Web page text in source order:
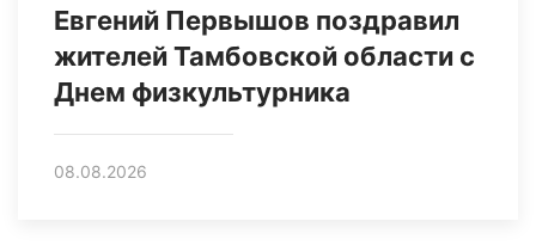
Евгений Первышов поздравил
жителей Тамбовской области с
Днем физкультурника
08.08.2026